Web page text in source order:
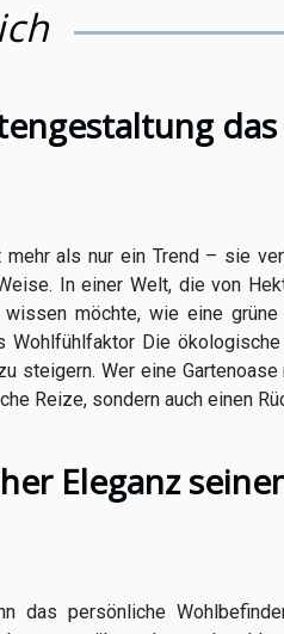
als nur ein Trend – sie
In einer Welt, die von
möchte, wie eine
Die
steigern. Wer eine
Reize, sondern auch einen
Eleganz
das persönliche